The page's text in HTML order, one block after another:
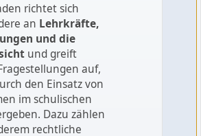
richtet sich
an Lehrkräfte,
und die
und greift
auf,
den Einsatz von
im schulischen
Dazu zählen
rechtliche